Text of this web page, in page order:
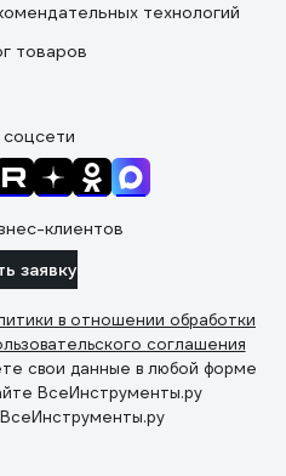
технологий
товаров
клиентов
заявку
в отношении обработки
соглашения
свои данные в любой форме
ВсеИнструменты.ру